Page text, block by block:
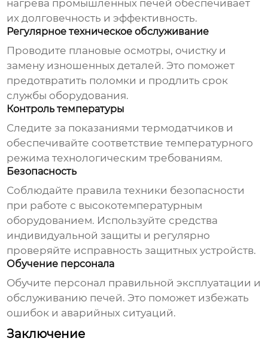
нагрева промышленных печей обеспечивает
их долговечность и эффективность.
Регулярное техническое обслуживание
Проводите плановые осмотры, очистку и
замену изношенных деталей. Это поможет
предотвратить поломки и продлить срок
службы оборудования.
Контроль температуры
Следите за показаниями термодатчиков и
обеспечивайте соответствие температурного
режима технологическим требованиям.
Безопасность
Соблюдайте правила техники безопасности
при работе с высокотемпературным
оборудованием. Используйте средства
индивидуальной защиты и регулярно
проверяйте исправность защитных устройств.
Обучение персонала
Обучите персонал правильной эксплуатации и
обслуживанию печей. Это поможет избежать
ошибок и аварийных ситуаций.
Заключение